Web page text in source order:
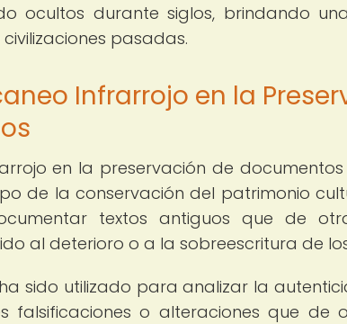
ocultos durante siglos, brindando
pasadas.
Infrarrojo en la
en la preservación de
de la conservación del patrimonio
textos antiguos que de
al deterioro o a la sobreescritura de
sido utilizado para analizar la
falsificaciones o alteraciones que de